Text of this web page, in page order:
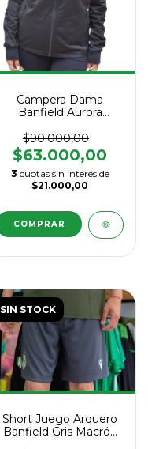
Campera Dama
Banfield Aurora
$90.000,00
$63.000,00
3 cuotas sin interés de
$21.000,00
COMPRAR
SIN STOCK
Short Juego Arquero
Banfield Gris Macrón